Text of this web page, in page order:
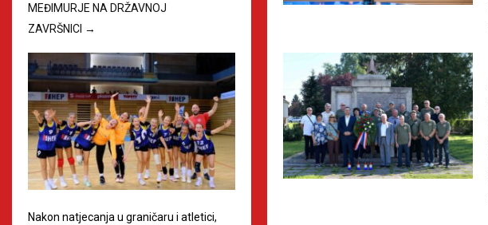
MEĐIMURJE NA DRŽAVNOJ
ZAVRŠNICI →
Nakon natjecanja u graničaru i atletici,